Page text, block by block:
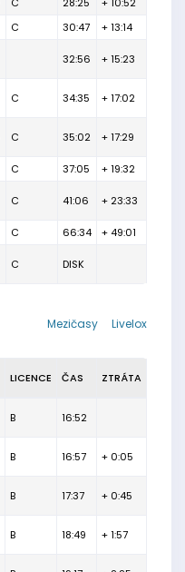
C 30:47 + 13:14
32:56 + 15:23
C 34:35 + 17:02
C 35:02 + 17:29
C 37:05 + 19:32
C 41:06 + 23:33
C 66:34
+ 49:01
C DISK
Livelox
Mezičasy
LICENCE ČAS ZTRÁTA
B 16:52
B 16:57 + 0:05
B 17:37 + 0:45
B 18:49 + 1:57